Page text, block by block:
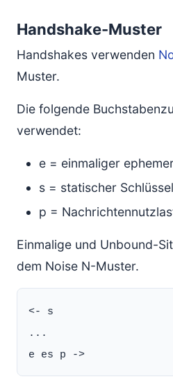
Handshake-Muster
Handshakes verwenden
Muster.
Die folgende
verwendet:
e = einmaliger
s = statischer Schlüssel
p =
Einmalige und Unbound-
dem Noise N-Muster.
<- s
...